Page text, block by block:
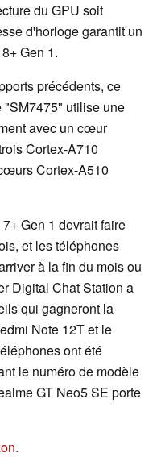
du GPU soit
d'horloge garantit un
Gen 1.
précédents, ce
utilise une
avec un cœur
Cortex-A710
Cortex-A510
Gen 1 devrait faire
et les téléphones
à la fin du mois ou
Digital Chat Station a
qui gagneront la
Note 12T et le
ont été
le numéro de modèle
GT Neo5 SE porte